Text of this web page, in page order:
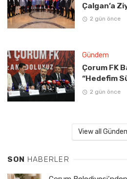
Çalgan’a
2 gün önce
Gündem
Çorum FK
“Hedefim
2 gün önce
View all
SON HABERLER